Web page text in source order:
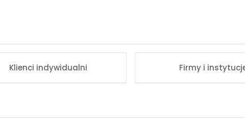
Klienci indywidualni Firmy i